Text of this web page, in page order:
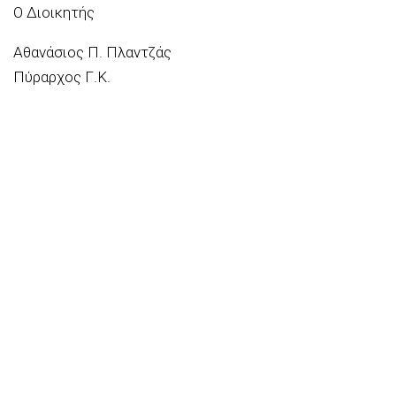
Ο Διοικητής
Αθανάσιος Π. Πλαντζάς
Πύραρχος Γ.Κ.